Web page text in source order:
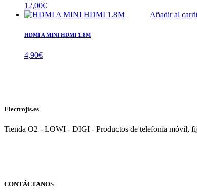
12,00€
Añadir al
HDMI A MINI HDMI 1.8M
4,90€
Electrojis.es
Tienda O2 - LOWI - DIGI - Productos de telefonía móvil,
CONTÁCTANOS